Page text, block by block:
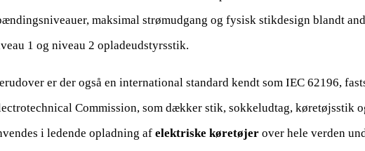
maksimal strømudgang og fysisk stikdesign blandt
1 og niveau 2 opladeudstyrsstik.
er der også en international standard kendt som IEC 62196,
Commission, som dækker stik, sokkeludtag, køretøjsstik
i ledende opladning af elektriske køretøjer over hele verden